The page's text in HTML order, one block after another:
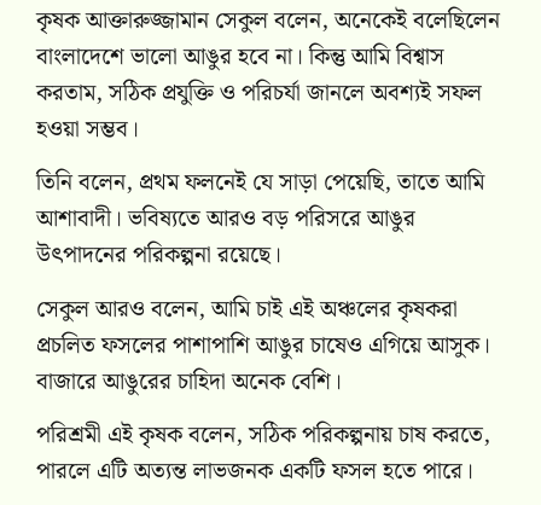
কৃষক আক্তারুজ্জামান সেকুল বলেন, অনেকেই বলেছিলেন
বাংলাদেশে ভালো আঙুর হবে না। কিন্তু আমি বিশ্বাস
করতাম, সঠিক প্রযুক্তি ও পরিচর্যা জানলে অবশ্যই সফল
হওয়া সম্ভব।
তিনি বলেন, প্রথম ফলনেই যে সাড়া পেয়েছি, তাতে আমি
আশাবাদী। ভবিষ্যতে আরও বড় পরিসরে আঙুর
উৎপাদনের পরিকল্পনা রয়েছে।
সেকুল আরও বলেন, আমি চাই এই অঞ্চলের কৃষকরা
প্রচলিত ফসলের পাশাপাশি আঙুর চাষেও এগিয়ে আসুক।
বাজারে আঙুরের চাহিদা অনেক বেশি।
পরিশ্রমী এই কৃষক বলেন, সঠিক পরিকল্পনায় চাষ করতে,
পারলে এটি অত্যন্ত লাভজনক একটি ফসল হতে পারে।